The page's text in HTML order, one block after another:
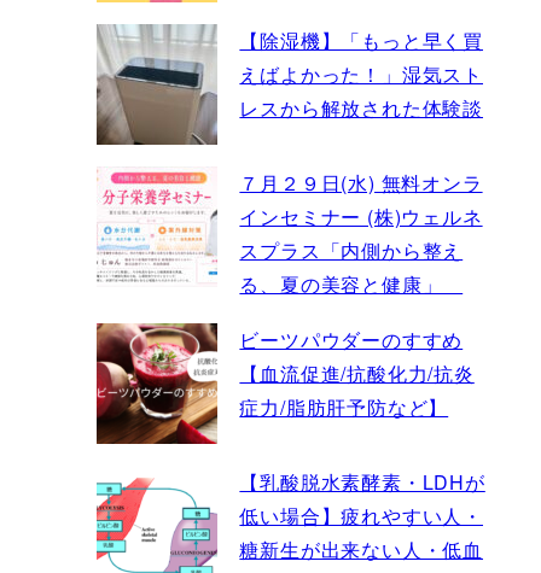
【除湿機】「もっと早く買
えばよかった！」湿気スト
レスから解放された体験談
７月２９日(水) 無料オンラ
インセミナー (株)ウェルネ
スプラス「内側から整え
る、夏の美容と健康」
ビーツパウダーのすすめ
【血流促進/抗酸化力/抗炎
症力/脂肪肝予防など】
【乳酸脱水素酵素・LDHが
低い場合】疲れやすい人・
糖新生が出来ない人・低血